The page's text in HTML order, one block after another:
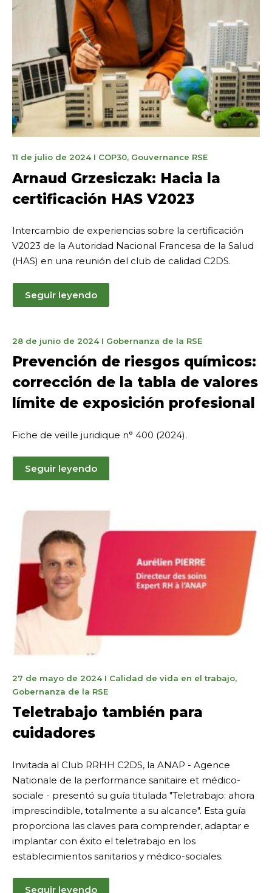
11 de julio de 202411
novembre
2025
I COP30, Gouvernance RSE
Arnaud Grzesiczak: Hacia la
certificación HAS V2023
Intercambio de experiencias sobre la certificación
V2023 de la Autoridad Nacional Francesa de la Salud
(HAS) en una reunión del club de calidad C2DS.
Seguir leyendo
28 de junio de 202421
de
noviembre
de
I Gobernanza de la RSE
Prevención de riesgos químicos:
corrección de la tabla de valores
límite de exposición profesional
Fiche de veille juridique n° 400 (2024).
Seguir leyendo
27 de mayo de 202421
de
febrero
de
I Calidad de vida en el trabajo,
Gobernanza de la RSE
Teletrabajo también para
cuidadores
Invitada al Club RRHH C2DS, la ANAP - Agence
Nationale de la performance sanitaire et médico-
sociale - presentó su guía titulada "Teletrabajo: ahora
imprescindible, totalmente a su alcance". Esta guía
proporciona las claves para comprender, adaptar e
implantar con éxito el teletrabajo en los
establecimientos sanitarios y médico-sociales.
Seguir leyendo